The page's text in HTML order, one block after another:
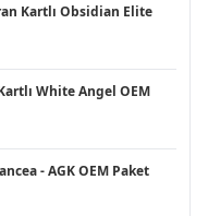
Kartlı Obsidian Elite
White Angel OEM
- AGK OEM Paket